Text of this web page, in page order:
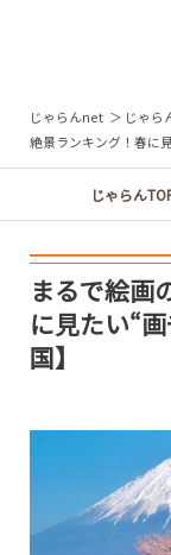
じゃらんnet じゃら
絶景ランキング！春に
まるで絵画
に見たい“
国】